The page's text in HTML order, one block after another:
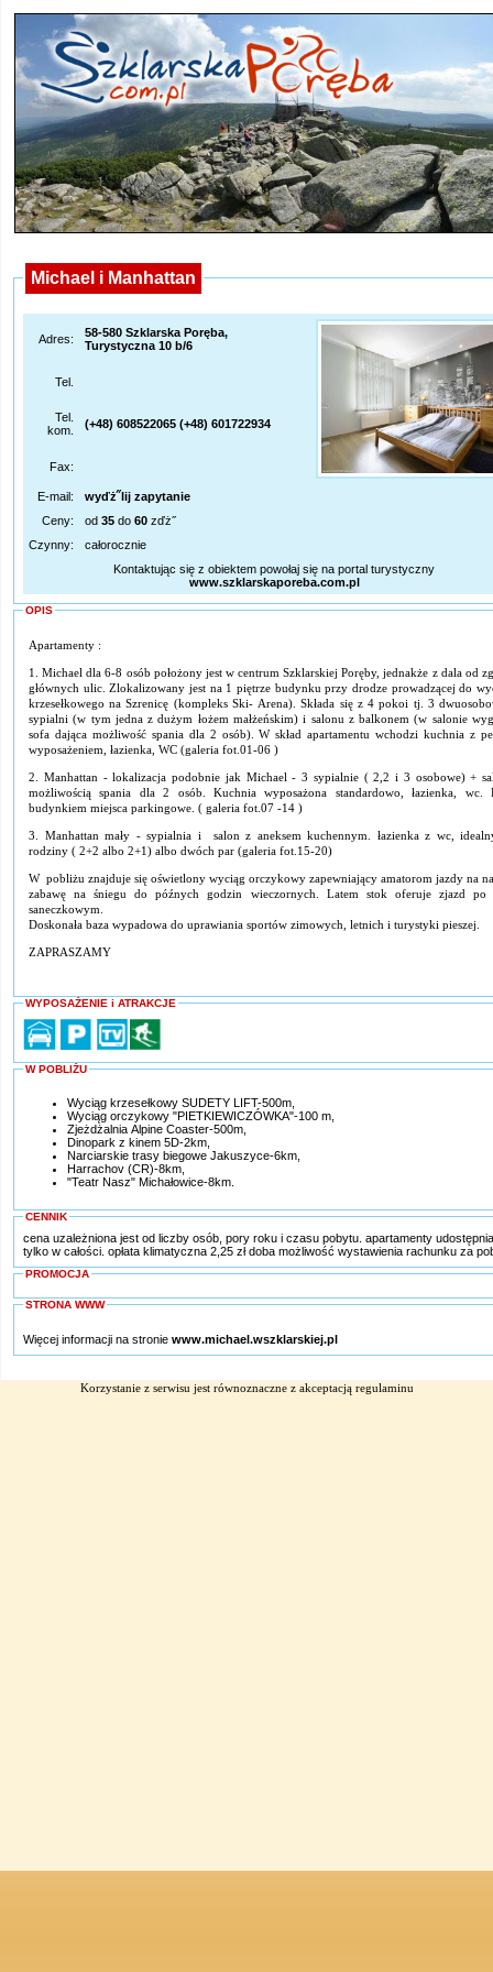
Michael i Manhattan
Adres:
58-580 Szklarska Poręba,
Turystyczna 10 b/6
Tel.
Tel.
kom.
(+48) 608522065 (+48) 601722934
Fax:
E-mail:
wyďż˝lij zapytanie
Ceny:
od 35 do 60 zďż˝
Czynny:
całorocznie
Kontaktując się z obiektem powołaj się na portal turystyczny
www.szklarskaporeba.com.pl
OPIS
Apartamenty :
1. Michael dla 6-8 osób położony jest w centrum Szklarskiej Poręby, jednakże z dala od
głównych ulic. Zlokalizowany jest na 1 piętrze budynku przy drodze prowadzącej do
krzesełkowego na Szrenicę (kompleks Ski- Arena). Składa się z 4 pokoi tj. 3
sypialni (w tym jedna z dużym łożem małżeńskim) i salonu z balkonem (w salonie
sofa dająca możliwość spania dla 2 osób). W skład apartamentu wchodzi kuchnia z
wyposażeniem, łazienka, WC (galeria fot.01-06 )
2. Manhattan - lokalizacja podobnie jak Michael - 3 sypialnie ( 2,2 i 3 osobowe) +
możliwością spania dla 2 osób. Kuchnia wyposażona standardowo, łazienka, wc.
budynkiem miejsca parkingowe. ( galeria fot.07 -14 )
3. Manhattan mały - sypialnia i salon z aneksem kuchennym. łazienka z wc,
rodziny ( 2+2 albo 2+1) albo dwóch par (galeria fot.15-20)
W pobliżu znajduje się oświetlony wyciąg orczykowy zapewniający amatorom jazdy na
zabawę na śniegu do późnych godzin wieczornych. Latem stok oferuje zjazd po
saneczkowym.
Doskonała baza wypadowa do uprawiania sportów zimowych, letnich i turystyki pieszej.
ZAPRASZAMY
WYPOSAŻENIE i ATRAKCJE
W POBLIŻU
Wyciąg krzesełkowy SUDETY LIFT-500m,
Wyciąg orczykowy "PIETKIEWICZÓWKA"-100 m,
Zjeżdżalnia Alpine Coaster-500m,
Dinopark z kinem 5D-2km,
Narciarskie trasy biegowe Jakuszyce-6km,
Harrachov (CR)-8km,
"Teatr Nasz" Michałowice-8km.
CENNIK
cena uzależniona jest od liczby osób, pory roku i czasu pobytu. apartamenty
tylko w całości. opłata klimatyczna 2,25 zł doba możliwość wystawienia rachunku za
PROMOCJA
STRONA WWW
Więcej informacji na stronie www.michael.wszklarskiej.pl
Korzystanie z serwisu jest równoznaczne z akceptacją regulaminu